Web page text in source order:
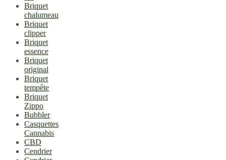
Briquet
chalumeau
Briquet
clipper
Briquet
essence
Briquet
original
Briquet
tempête
Briquet
Zippo
Bubbler
Casquettes
Cannabis
CBD
Cendrier